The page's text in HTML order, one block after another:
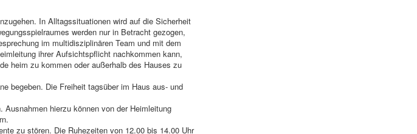
In Alltagssituationen wird auf die Sicherheit
werden nur in Betracht gezogen,
im multidisziplinären Team und mit dem
ihrer Aufsichtspflicht nachkommen kann,
heim zu kommen oder außerhalb des Hauses zu
begeben. Die Freiheit tagsüber im Haus aus- und
hierzu können von der Heimleitung
zu stören. Die Ruhezeiten von 12.00 bis 14.00 Uhr